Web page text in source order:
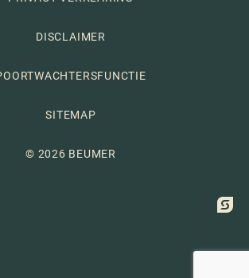
DISCLAIMER
SITEMAP
© 2026 BEUMER